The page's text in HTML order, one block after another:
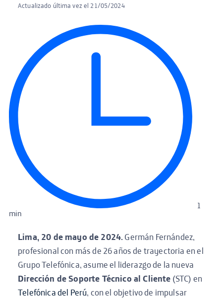
Actualizado última vez el 21/05/2024
1
min
Lima, 20 de mayo de 2024.Germán Fernández,
profesional con más de 26 años de trayectoria en el
Grupo Telefónica, asume el liderazgo de la nueva
Dirección de Soporte Técnico al Cliente (STC) en
Telefónica del Perú, con el objetivo de impulsar